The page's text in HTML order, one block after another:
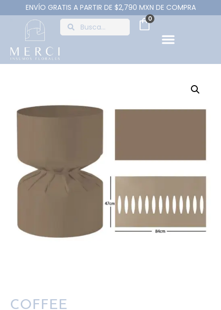
ENVÍO GRATIS A PARTIR DE $2,790 MXN DE COMPRA
0
COFFEE